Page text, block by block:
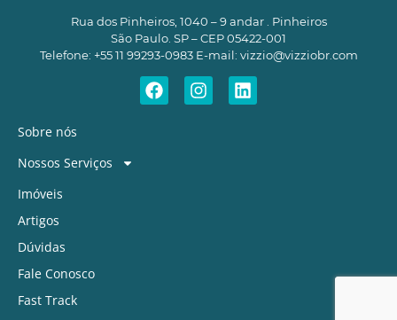
Rua dos Pinheiros, 1040 – 9 andar . Pinheiros
São Paulo. SP – CEP 05422-001
Telefone: +55 11 99293-0983 E-mail: vizzio@vizziobr.com
Sobre nós
Nossos Serviços
Imóveis
Artigos
Dúvidas
Fale Conosco
Fast Track